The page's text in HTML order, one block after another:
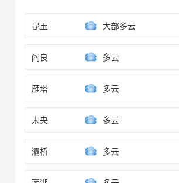
昆玉 大部多云
阎良 多云
雁塔 多云
未央 多云
灞桥 多云